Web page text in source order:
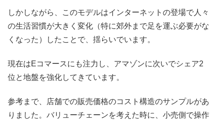
しかしながら、このモデルはインターネットの登場で人々
の生活習慣が大きく変化（特に郊外まで足を運ぶ必要がな
くなった）したことで、揺らいでいます。
現在はEコマースにも注力し、アマゾンに次いでシェア2
位と地盤を強化してきています。
参考まで、店舗での販売価格のコスト構造のサンプルがあ
りました。バリューチェーンを考えた時に、小売側で操作